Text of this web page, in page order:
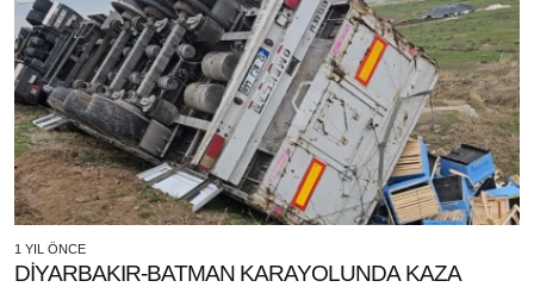
1 YIL ÖNCE
DİYARBAKIR-BATMAN KARAYOLUNDA KAZA